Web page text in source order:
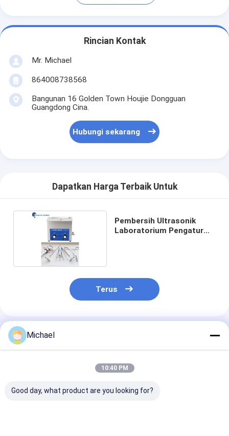
Rincian Kontak
Mr. Michael
864008738568
Bangunan 16 Golden Town Houjie Dongguan
Guangdong Cina.
Hubungi sekarang
Dapatkan Harga Terbaik Untuk
Pembersih Ultrasonik
Laboratorium Pengatur
Terus
Rekomendasi Produk
Michael
10:40 PM
Good day, what product are you looking for?